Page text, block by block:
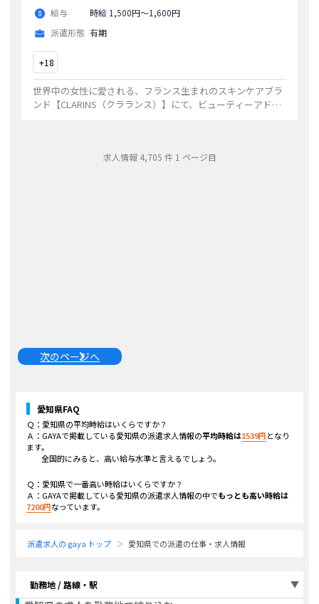
給与
時給 1,500円〜1,600円
派遣形態 有期
+18
世界中の女性に愛される、フランス生まれのスキンケアブラ
ンド【CLARINS（クラランス）】にて、ビューティーアドバ
次のページへ
求人情報 4,705 件 1 ページ目
愛知県FAQ
Ｑ： 愛知県の平均時給はいくらですか？
Ａ：GAYAで掲載している愛知県の派遣求人情報の平均時給は1539円となり
ます。
全国的にみると、高い給与水準と言えるでしょう。
Ｑ： 愛知県で一番高い時給はいくらですか？
Ａ：GAYAで掲載している愛知県の派遣求人情報の中でもっとも高い時給は
7200円なっています。
派遣求人の gaya トップ 愛知県での派遣の仕事・求人情報
勤務地 / 路線・駅